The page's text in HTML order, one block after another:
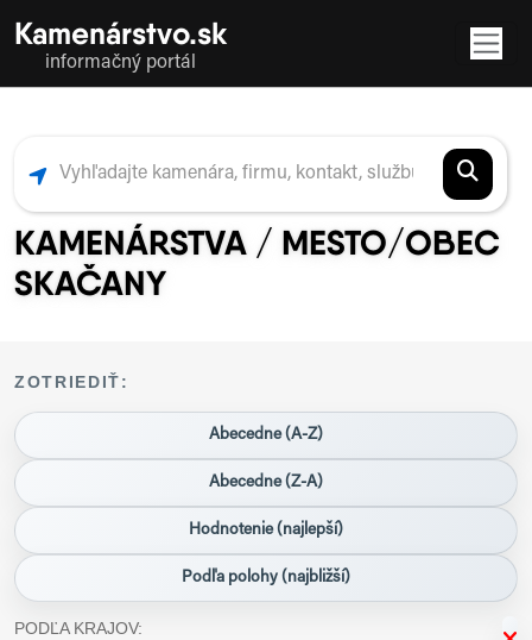
Kamenárstvo.sk
informačný portál
KAMENÁRSTVA / MESTO/OBEC
SKAČANY
ZOTRIEDIŤ:
Abecedne (A-Z)
Abecedne (Z-A)
Hodnotenie (najlepší)
Podľa polohy (najbližší)
PODĽA KRAJOV: